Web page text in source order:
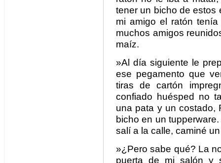
tener un bicho de estos
mi amigo el ratón
muchos amigos
maíz.
»Al día siguiente le
ese pegamento que
tiras de cartón
confiado huésped no
una pata y un costado,
bicho en un
salí a la calle, caminé
»¿Pero sabe qué? La
puerta de mi salón y